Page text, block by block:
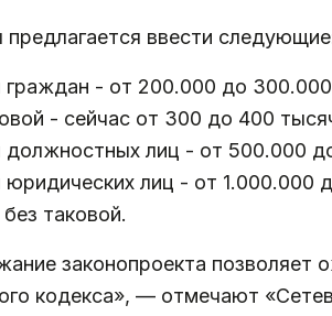
ввести
граждан - от 200.000 до
- сейчас от 300 до 400
должностных лиц - от 500.000
юридических лиц - от 1.000.000
без таковой.
законопроекта позволяет
кодекса», — отмечают